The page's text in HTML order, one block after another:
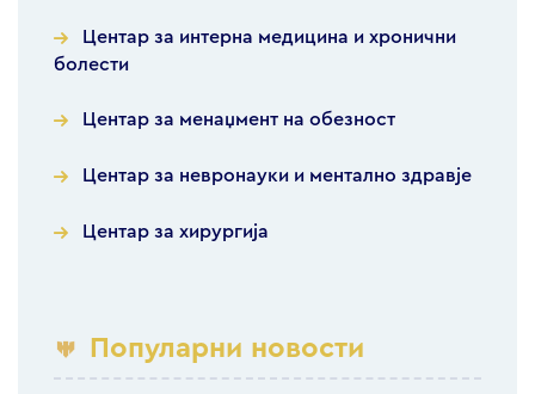
Центар за интерна медицина и хронични
болести
Центар за менаџмент на обезност
Центар за невронауки и ментално здравје
Центар за хирургија
Популарни новости